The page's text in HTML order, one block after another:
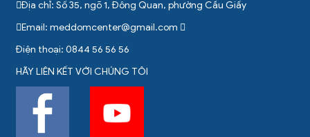
Địa chỉ: Số 35, ngõ 1, Đông Quan, phường Cầu Giấy
Email: meddomcenter@gmail.com
Điện thoại: 0844 56 56 56
HÃY LIÊN KẾT VỚI CHÚNG TÔI